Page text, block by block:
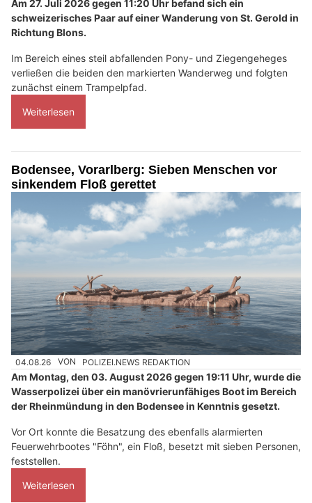
Am 27. Juli 2026 gegen 11:20 Uhr befand sich ein
schweizerisches Paar auf einer Wanderung von St. Gerold in
Richtung Blons.
Im Bereich eines steil abfallenden Pony- und Ziegengeheges
verließen die beiden den markierten Wanderweg und folgten
zunächst einem Trampelpfad.
Weiterlesen
Bodensee, Vorarlberg: Sieben Menschen vor
sinkendem Floß gerettet
04.08.26 VON POLIZEI.NEWS REDAKTION
Am Montag, den 03. August 2026 gegen 19:11 Uhr, wurde die
Wasserpolizei über ein manövrierunfähiges Boot im Bereich
der Rheinmündung in den Bodensee in Kenntnis gesetzt.
Vor Ort konnte die Besatzung des ebenfalls alarmierten
Feuerwehrbootes "Föhn", ein Floß, besetzt mit sieben Personen,
feststellen.
Weiterlesen